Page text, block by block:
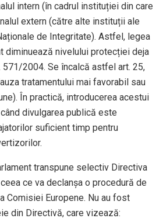
intern (în cadrul instituției din care
extern (către alte instituții ale
de Integritate). Astfel, legea
diminuează nivelului protecției deja
571/2004. Se încalcă astfel art. 25,
tratamentului mai favorabil sau
În practică, introducerea acestui
divulgarea publică este
suficient timp pentru
transpune selectiv Directiva
ce va declanșa o procedură de
Comisiei Europene. Nu au fost
din Directivă, care vizează: